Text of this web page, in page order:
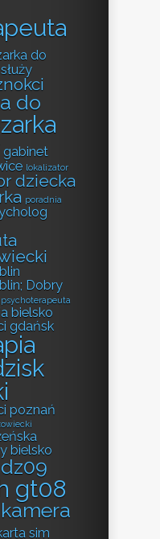
do
do
gabinet
lokalizator
dziecka
poradnia
Dobry
psychoterapeuta
bielsko
gdańsk
poznań
bielsko
gt08
sim